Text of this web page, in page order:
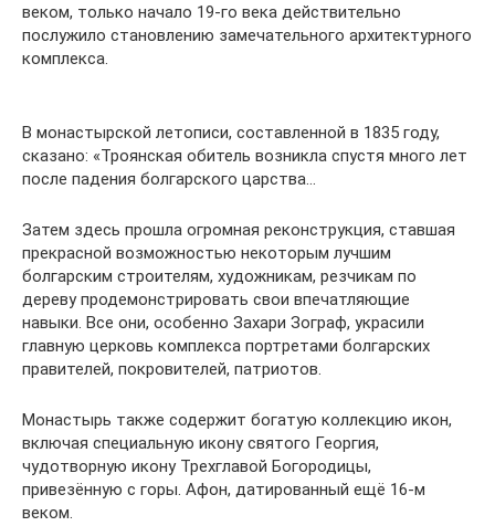
веком, только начало 19-го века действительно
послужило становлению замечательного архитектурного
комплекса.
В монастырской летописи, составленной в 1835 году,
сказано: «Троянская обитель возникла спустя много лет
после падения болгарского царства…
Затем здесь прошла огромная реконструкция, ставшая
прекрасной возможностью некоторым лучшим
болгарским строителям, художникам, резчикам по
дереву продемонстрировать свои впечатляющие
навыки. Все они, особенно Захари Зограф, украсили
главную церковь комплекса портретами болгарских
правителей, покровителей, патриотов.
Монастырь также содержит богатую коллекцию икон,
включая специальную икону святого Георгия,
чудотворную икону Трехглавой Богородицы,
привезённую с горы. Афон, датированный ещё 16-м
веком.